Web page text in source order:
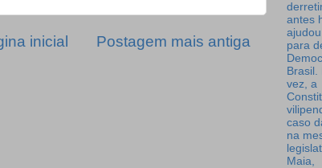
Postagem mais antiga
inicial
antes
para
Brasil.
vez, a
caso
na
Maia,